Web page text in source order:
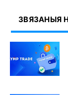
ЗВЯЗАНЫЯ